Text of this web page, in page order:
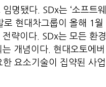
명됐다. SDx는 ‘소프트웨
현대차그룹이 올해 1월
략이다. SDx는 모든 환경
개념이다. 현대오토에버
요소기술이 집약된 사업